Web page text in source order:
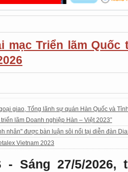
mạc Triển lãm
giao, Tổng lãnh sự quán Hàn Quốc và
lãm Doanh nghiệp Hàn – Việt 2023”
nhân" được bàn luận sôi nổi tại diễn đàn
Vietnam 2023
- Sáng 27/5/